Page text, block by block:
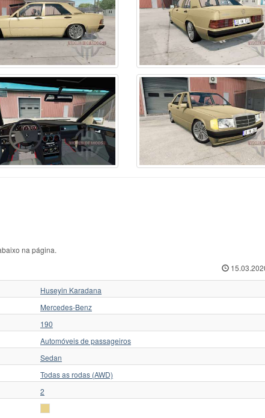
5
Sultana
1
na página.
Huseyin Karadana
Mercedes-Benz
190
Automóveis de passageiros
Sedan
Todas as rodas (AWD)
2